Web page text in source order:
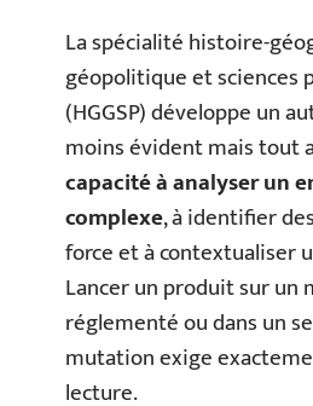
La spécialité histoire-
géopolitique et sciences
(HGGSP) développe un
moins évident mais tout
capacité à analyser un
complexe, à identifier
force et à contextualiser
Lancer un produit sur un
réglementé ou dans un
mutation exige
lecture.